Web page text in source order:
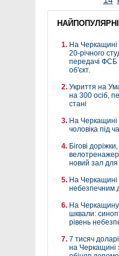
На Черкащині
20-річного
передачі ФСБ
об'єкт.
Укриття на
на 300 осіб,
стані
На Черкащині
чоловіка під
Бігові
новий зал для
На Черкащині
небезпечним
На Черкащину
шквали:
рівень
7 тисяч
на Черкащині